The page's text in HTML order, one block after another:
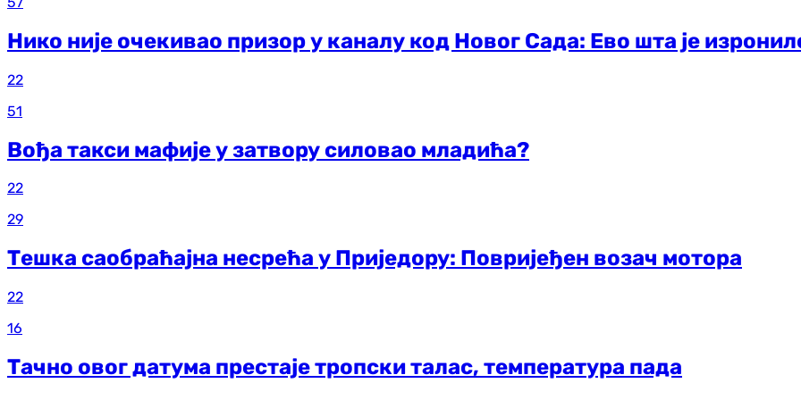
Нико није очекивао призор у каналу код Новог Сада: Ево шта је
22
51
Вођа такси мафије у затвору силовао младића?
22
29
Тешка саобраћајна несрећа у Приједору: Повријеђен возач мотора
22
16
Тачно овог датума престаје тропски талас, температура пада